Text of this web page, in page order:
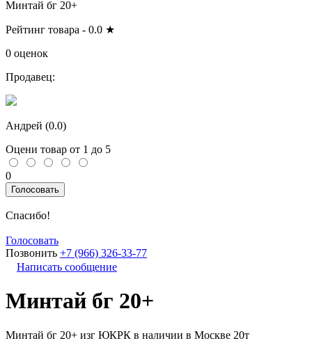
Минтай бг 20+
Рейтинг товара - 0.0 ★
0 оценок
Продавец:
Андрей (0.0)
Оцени товар от 1 до 5
0
Голосовать
Спасибо!
Голосовать
Позвонить +7 (966) 326-33-77
Написать сообщение
Минтай бг 20+
Минтай бг 20+ изг ЮКРК в наличии в Москве 20т